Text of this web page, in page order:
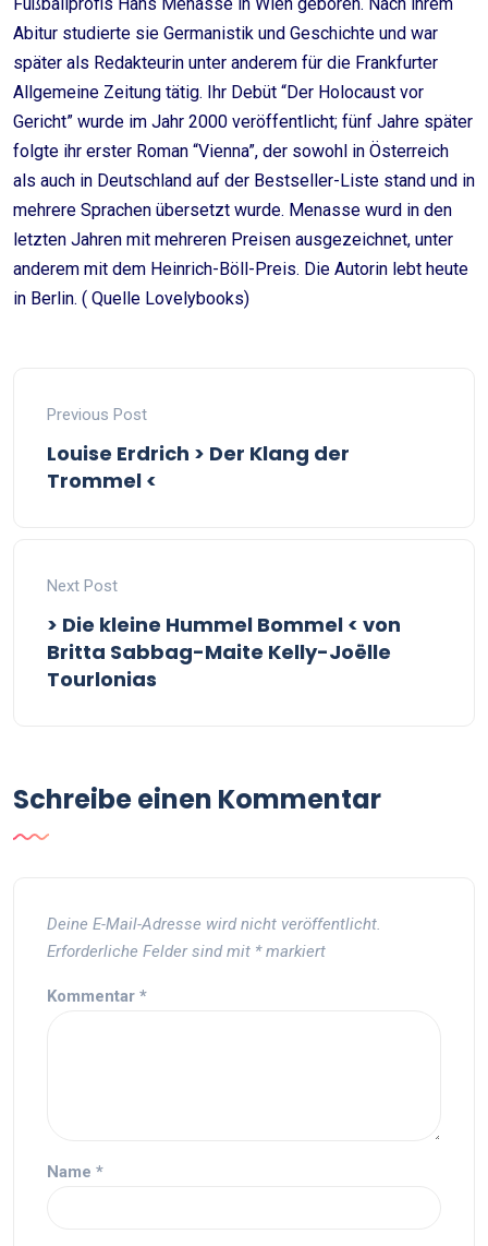
Abitur studierte sie Germanistik und Geschichte und war
später als Redakteurin unter anderem für die Frankfurter
Allgemeine Zeitung tätig. Ihr Debüt “Der Holocaust vor
Gericht” wurde im Jahr 2000 veröffentlicht; fünf Jahre später
folgte ihr erster Roman “Vienna”, der sowohl in Österreich
als auch in Deutschland auf der Bestseller-Liste stand und in
mehrere Sprachen übersetzt wurde. Menasse wurd in den
letzten Jahren mit mehreren Preisen ausgezeichnet, unter
anderem mit dem Heinrich-Böll-Preis. Die Autorin lebt heute
in Berlin. ( Quelle Lovelybooks)
Previous Post
Louise Erdrich > Der Klang der
Trommel <
Next Post
> Die kleine Hummel Bommel < von
Britta Sabbag-Maite Kelly-Joëlle
Tourlonias
Schreibe einen Kommentar
Deine E-Mail-Adresse wird nicht veröffentlicht.
Erforderliche Felder sind mit *markiert
Kommentar *
Name *